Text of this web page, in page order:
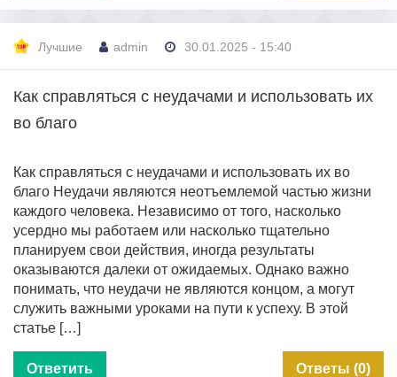
Лучшие admin 30.01.2025 - 15:40
Как справляться с неудачами и использовать их
во благо
Как справляться с неудачами и использовать их во
благо Неудачи являются неотъемлемой частью жизни
каждого человека. Независимо от того, насколько
усердно мы работаем или насколько тщательно
планируем свои действия, иногда результаты
оказываются далеки от ожидаемых. Однако важно
понимать, что неудачи не являются концом, а могут
служить важными уроками на пути к успеху. В этой
статье […]
Ответить Ответы (0)